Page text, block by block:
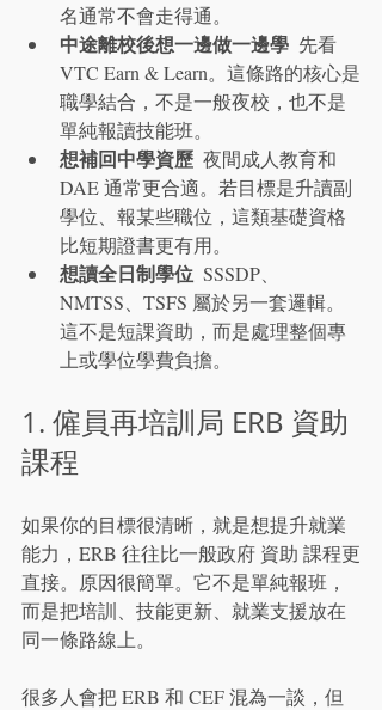
名通常不會走得通。
中途離校後想一邊做一邊學
  先看
VTC Earn & Learn。這條路的核心是
職學結合，不是一般夜校，也不是
單純報讀技能班。
想補回中學資歷
  夜間成人教育和
DAE 通常更合適。若目標是升讀副
學位、報某些職位，這類基礎資格
比短期證書更有用。
想讀全日制學位
  SSSDP、
NMTSS、TSFS 屬於另一套邏輯。
這不是短課資助，而是處理整個專
上或學位學費負擔。
1. 僱員再培訓局 ERB 資助
課程
如果你的目標很清晰，就是想提升就業
能力，ERB 往往比一般政府 資助 課程更
直接。原因很簡單。它不是單純報班，
而是把培訓、技能更新、就業支援放在
同一條路線上。
很多人會把 ERB 和 CEF 混為一談，但